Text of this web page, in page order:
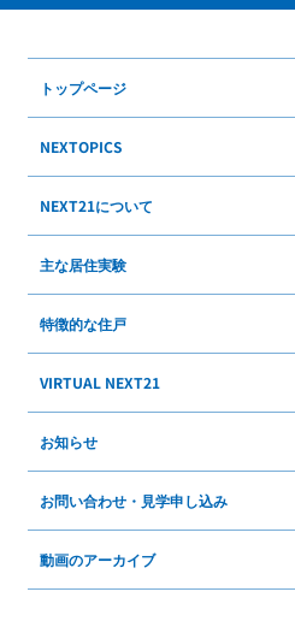
トップページ
NEXTOPICS
NEXT21について
主な居住実験
特徴的な住戸
VIRTUAL NEXT21
お知らせ
お問い合わせ・見学申し込み
動画のアーカイブ